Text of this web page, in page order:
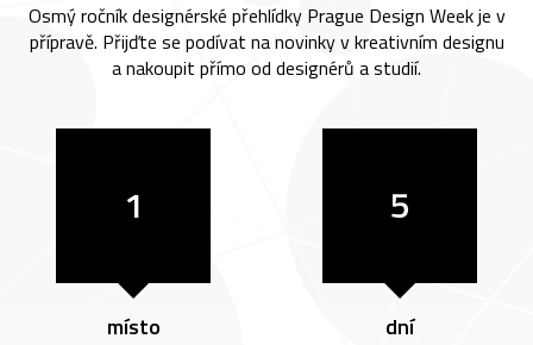
Osmý ročník designérské přehlídky Prague Design Week je v
přípravě. Přijďte se podívat na novinky v kreativním designu
a nakoupit přímo od designérů a studií.
1
místo
5
dní